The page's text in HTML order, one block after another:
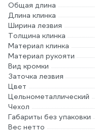
Общая длина
Длина клинка
Ширина лезвия
Толщина клинка
Материал клинка
Материал рукояти
Вид кромки
Заточка лезвия
Цвет
Цельнометаллический
Чехол
Габариты без упаковки
Вес нетто